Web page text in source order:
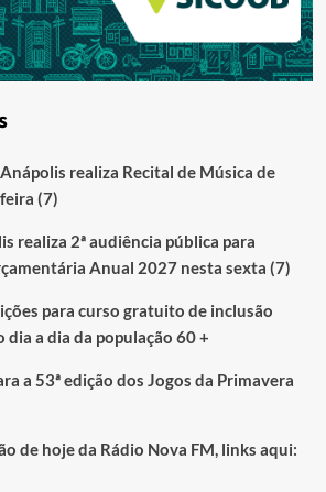
realiza Recital de Música de
(7)
realiza 2ª audiência pública para
Anual 2027 nesta sexta (7)
para curso gratuito de inclusão
a dia da população 60 +
a 53ª edição dos Jogos da Primavera
de hoje da Rádio Nova FM, links aqui: